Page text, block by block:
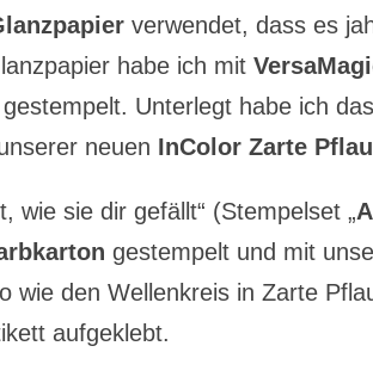
verwendet, dass es
habe ich mit
Unterlegt habe ich
neuen InColor Zarte
wie sie dir gefällt“ (Stempelset „
gestempelt und mit
wie den Wellenkreis in Zarte
aufgeklebt.